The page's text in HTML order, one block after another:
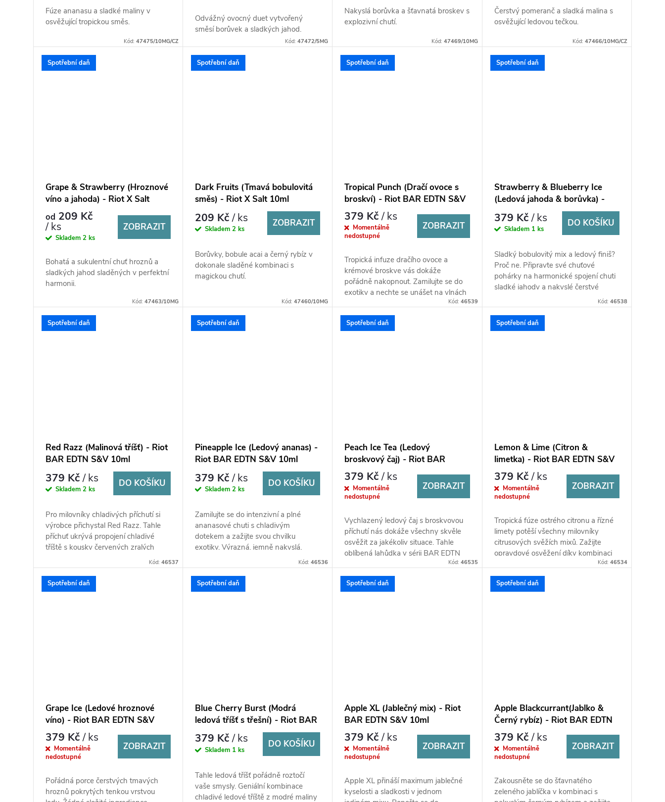
Fúze ananasu a sladké maliny v
osvěžující tropickou směs.
Kód:47475/10MG/CZ
Odvážný ovocný duet vytvořený
směsí borůvek a sladkých jahod.
Kód:47472/5MG
Nakyslá borůvka a šťavnatá broskev s
explozivní chutí.
Kód: 47469/10MG
Čerstvý pomeranč a sladká malina s
osvěžující ledovou tečkou.
Kód: 47466/10MG/CZ
Spotřební daň
Grape & Strawberry (Hroznové
víno a jahoda) - Riot X Salt
10ml
od 209 Kč
/ ks
Skladem2 ks
ZOBRAZIT
Bohatá a sukulentní chuť hroznů a
sladkých jahod sladěných v perfektní
harmonii.
Kód:47463/10MG
Spotřební daň
Dark Fruits (Tmavá bobulovitá
směs) - Riot X Salt 10ml
209 Kč/ ks
Skladem2 ks
ZOBRAZIT
Borůvky, bobule acai a černý rybíz v
dokonale sladěné kombinaci s
magickou chutí.
Kód:47460/10MG
Spotřební daň
Tropical Punch (Dračí ovoce s
broskví) - Riot BAR EDTN S&V
10ml
379 Kč/ ks
Momentálně
nedostupné
ZOBRAZIT
Tropická infuze dračího ovoce a
krémové broskve vás dokáže
pořádně nakopnout. Zamilujte se do
exotiky a nechte se unášet na vlnách
svěžesti, sladkých tónů čerstvého...
Kód: 46539
Spotřební daň
Strawberry & Blueberry Ice
(Ledová jahoda & borůvka) -
Riot BAR EDTN S&V 10ml
379 Kč/ ks
Skladem 1 ks
DO KOŠÍKU
Sladký bobulovitý mix a ledový finiš?
Proč ne. Připravte své chuťové
pohárky na harmonické spojení chuti
sladké jahody a nakyslé čerstvé
borůvky. K oběma složkám se v...Kód: 46538
Spotřební daň
Red Razz (Malinová tříšť) - Riot
BAR EDTN S&V 10ml
379 Kč/ ks
Skladem2 ks
DO KOŠÍKU
Pro milovníky chladivých příchutí si
výrobce přichystal Red Razz. Tahle
příchuť ukrývá propojení chladivé
tříště s kousky červených zralých
Kód:46537
Spotřební daň
Pineapple Ice (Ledový ananas) -
Riot BAR EDTN S&V 10ml
379 Kč/ ks
Skladem2 ks
DO KOŠÍKU
Zamilujte se do intenzivní a plné
ananasové chuti s chladivým
dotekem a zažijte svou chvilku
exotiky. Výrazná, jemně nakyslá,
šťavnatá a svěží chuť ananasu s
kooladou...
Kód:46536
Spotřební daň
Peach Ice Tea (Ledový
broskvový čaj) - Riot BAR
EDTN S&V 10ml
379 Kč/ ks
Momentálně
nedostupné
ZOBRAZIT
Vychlazený ledový čaj s broskvovou
příchutí nás dokáže všechny skvěle
osvěžit za jakékoliv situace. Tahle
oblíbená lahůdka v sérii BAR EDTN
Kód: 46535
Spotřební daň
Lemon & Lime (Citron &
limetka) - Riot BAR EDTN S&V
10ml
379 Kč/ ks
Momentálně
nedostupné
ZOBRAZIT
Tropická fúze ostrého citronu a řízné
limety potěší všechny milovníky
citrusových svěžích mixů. Zažijte
opravdové osvěžení díky kombinaci
Kód: 46534
Spotřební daň
Grape Ice (Ledové hroznové
víno) - Riot BAR EDTN S&V
10ml
379 Kč/ ks
Momentálně
nedostupné
ZOBRAZIT
Pořádná porce čerstvých tmavých
hroznů pokrytých tenkou vrstvou
Spotřební daň
Blue Cherry Burst (Modrá
ledová tříšť s třešní) - Riot BAR
EDTN S&V 10ml
379 Kč/ ks
Skladem 1 ks
DO KOŠÍKU
Tahle ledová tříšť pořádně roztočí
vaše smysly. Geniální kombinace
chladivé ledové tříště z modré maliny
Spotřební daň
Apple XL (Jablečný mix) - Riot
BAR EDTN S&V 10ml
379 Kč/ ks
Momentálně
nedostupné
ZOBRAZIT
Apple XL přináší maximum jablečné
kyselosti a sladkosti v jednom
Spotřební daň
Apple Blackcurrant(Jablko &
Černý rybíz) - Riot BAR EDTN
S&V 10ml
379 Kč / ks
Momentálně
nedostupné
ZOBRAZIT
Zakousněte se do šťavnatého
zeleného jablíčka v kombinaci s